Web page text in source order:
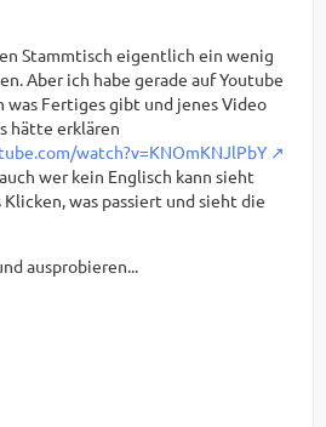
Stammtisch eigentlich ein wenig
Aber ich habe gerade auf Youtube
was Fertiges gibt und jenes Video
hätte erklären
watch?v=KNOmKNJlPbY
wer kein Englisch kann sieht
was passiert und sieht die
ausprobieren...